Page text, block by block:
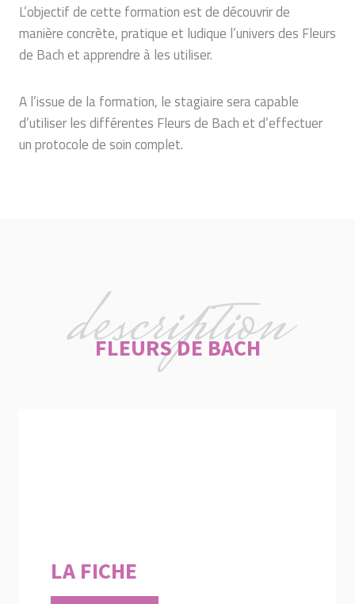
L’objectif de cette formation est de découvrir de
manière concrète, pratique et ludique l’univers des Fleurs
de Bach et apprendre à les utiliser.
A l’issue de la formation, le stagiaire sera capable
d’utiliser les différentes Fleurs de Bach et d’effectuer
un protocole de soin complet.
description
FLEURS DE BACH
LA FICHE